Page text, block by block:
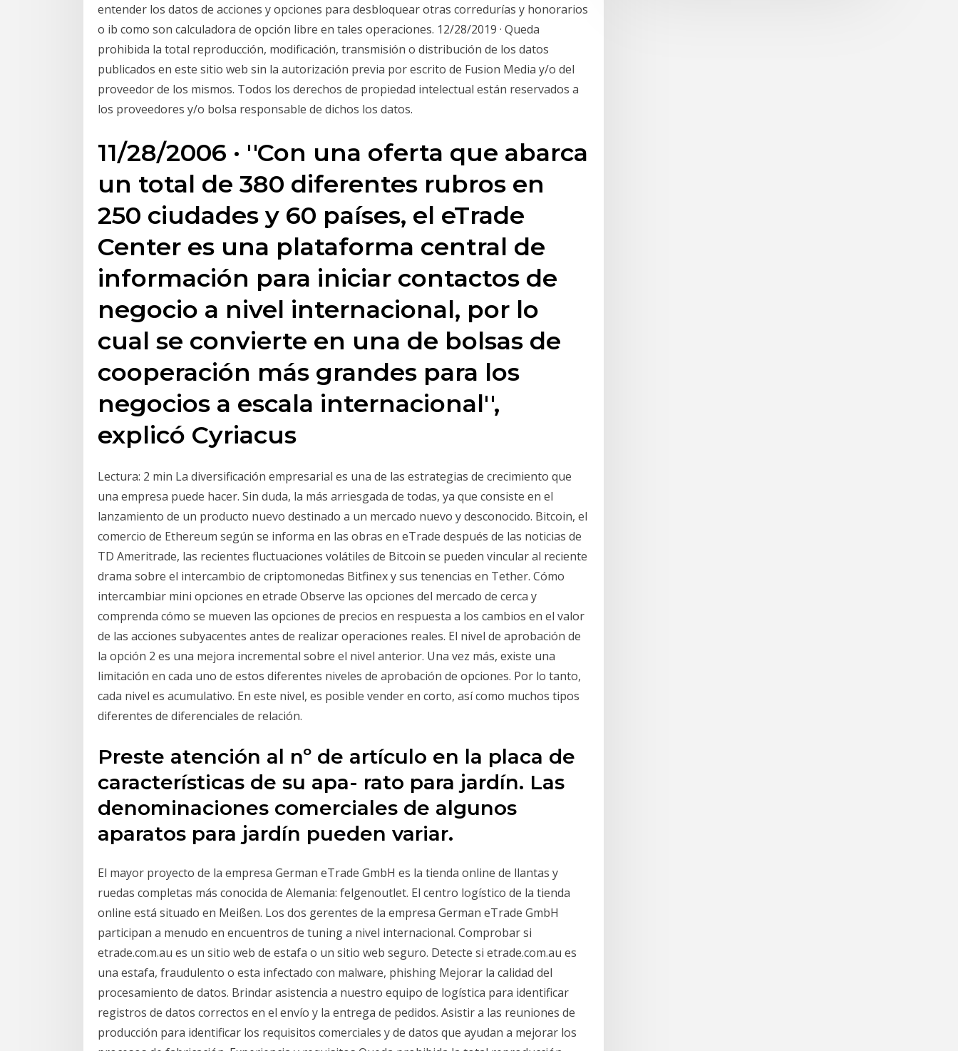
entender los datos de acciones y opciones para desbloquear otras corredurías y honorarios
o ib como son calculadora de opción libre en tales operaciones. 12/28/2019 · Queda
prohibida la total reproducción, modificación, transmisión o distribución de los datos
publicados en este sitio web sin la autorización previa por escrito de Fusion Media y/o del
proveedor de los mismos. Todos los derechos de propiedad intelectual están reservados a
los proveedores y/o bolsa responsable de dichos los datos.
11/28/2006 · ''Con una oferta que abarca
un total de 380 diferentes rubros en
250 ciudades y 60 países, el eTrade
Center es una plataforma central de
información para iniciar contactos de
negocio a nivel internacional, por lo
cual se convierte en una de bolsas de
cooperación más grandes para los
negocios a escala internacional'',
explicó Cyriacus
Lectura: 2 min La diversificación empresarial es una de las estrategias de crecimiento que
una empresa puede hacer. Sin duda, la más arriesgada de todas, ya que consiste en el
lanzamiento de un producto nuevo destinado a un mercado nuevo y desconocido. Bitcoin, el
comercio de Ethereum según se informa en las obras en eTrade después de las noticias de
TD Ameritrade, las recientes fluctuaciones volátiles de Bitcoin se pueden vincular al reciente
drama sobre el intercambio de criptomonedas Bitfinex y sus tenencias en Tether. Cómo
intercambiar mini opciones en etrade Observe las opciones del mercado de cerca y
comprenda cómo se mueven las opciones de precios en respuesta a los cambios en el valor
de las acciones subyacentes antes de realizar operaciones reales. El nivel de aprobación de
la opción 2 es una mejora incremental sobre el nivel anterior. Una vez más, existe una
limitación en cada uno de estos diferentes niveles de aprobación de opciones. Por lo tanto,
cada nivel es acumulativo. En este nivel, es posible vender en corto, así como muchos tipos
diferentes de diferenciales de relación.
Preste atención al nº de artículo en la placa de
características de su apa- rato para jardín. Las
denominaciones comerciales de algunos
aparatos para jardín pueden variar.
El mayor proyecto de la empresa German eTrade GmbH es la tienda online de llantas y
ruedas completas más conocida de Alemania: felgenoutlet. El centro logístico de la tienda
online está situado en Meißen. Los dos gerentes de la empresa German eTrade GmbH
participan a menudo en encuentros de tuning a nivel internacional. Comprobar si
etrade.com.au es un sitio web de estafa o un sitio web seguro. Detecte si etrade.com.au es
una estafa, fraudulento o esta infectado con malware, phishing Mejorar la calidad del
procesamiento de datos. Brindar asistencia a nuestro equipo de logística para identificar
registros de datos correctos en el envío y la entrega de pedidos. Asistir a las reuniones de
producción para identificar los requisitos comerciales y de datos que ayudan a mejorar los